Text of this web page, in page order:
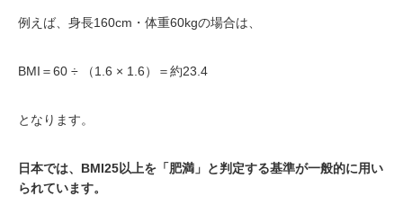
例えば、身長160cm・体重60kgの場合は、
BMI＝60 ÷ （1.6 × 1.6）＝約23.4
となります。
日本では、BMI25以上を「肥満」と判定する基準が一般的に用い
られています。